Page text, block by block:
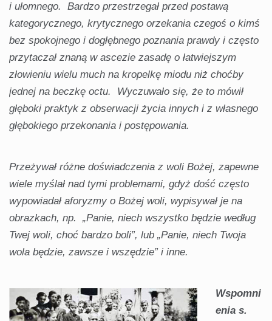
i ułomnego. Bardzo przestrzegał przed postawą
kategorycznego, krytycznego orzekania czegoś o kimś
bez spokojnego i dogłębnego poznania prawdy i często
przytaczał znaną w ascezie zasadę o łatwiejszym
złowieniu wielu much na kropelkę miodu niż choćby
jednej na beczkę octu. Wyczuwało się, że to mówił
głęboki praktyk z obserwacji życia innych i z własnego
głębokiego przekonania i postępowania.
Przeżywał różne doświadczenia z woli Bożej, zapewne
wiele myślał nad tymi problemami, gdyż dość często
wypowiadał aforyzmy o Bożej woli, wypisywał je na
obrazkach, np. „Panie, niech wszystko będzie według
Twej woli, choć bardzo boli”, lub „Panie, niech Twoja
wola będzie, zawsze i wszędzie” i inne.
Wspomni
enia s.